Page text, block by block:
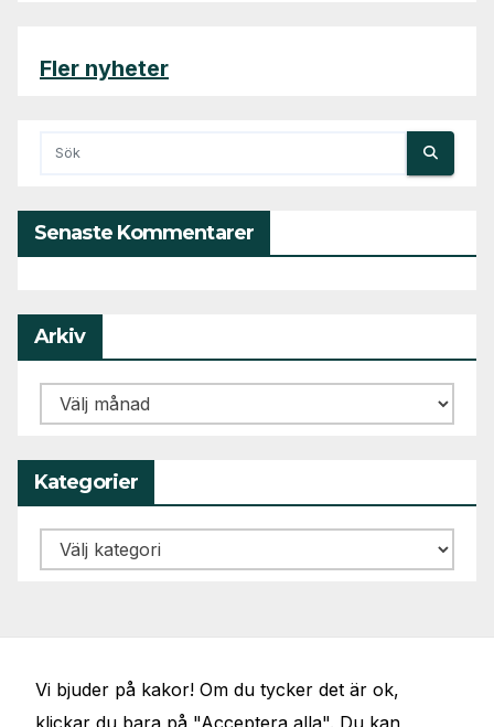
Fler nyheter
Senaste Kommentarer
Arkiv
Arkiv
Kategorier
Kategorier
Vi bjuder på kakor! Om du tycker det är ok,
klickar du bara på "Acceptera alla". Du kan